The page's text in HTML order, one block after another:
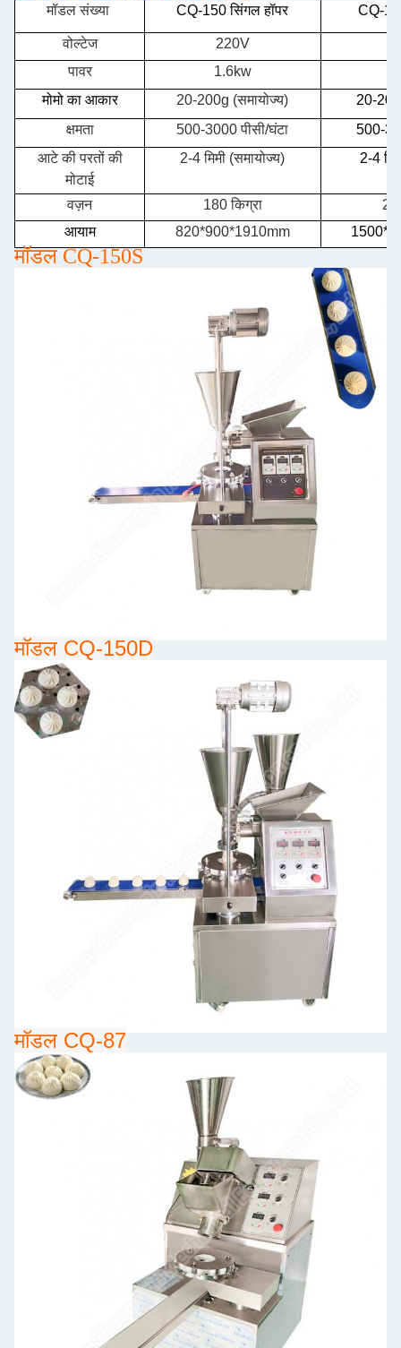
मॉडल संख्या CQ-150 सिंगल हॉपर CQ-
वोल्टेज 220V
पावर
1.6kw
मोमो का आकार
20-200g (समायोज्य)
20-
क्षमता
500-3000 पीसी/घंटा
500-
आटे की परतों की
मोटाई
2-4 मिमी (समायोज्य) 2-4
वज़न 180 किग्रा
आयाम
820*900*1910mm
मॉडल CQ-150S
मॉडल CQ-150D
मॉडल CQ-87